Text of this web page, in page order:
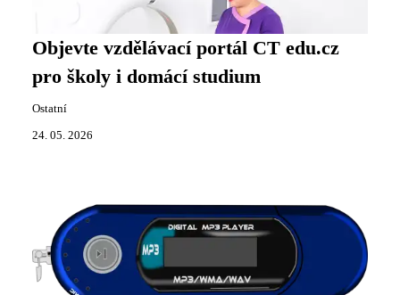
Objevte vzdělávací portál CT edu.cz
pro školy i domácí studium
Ostatní
24. 05. 2026